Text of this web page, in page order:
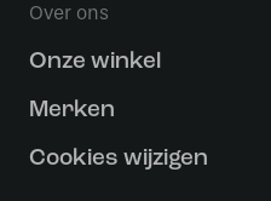
Over ons
Onze winkel
Merken
Cookies wijzigen